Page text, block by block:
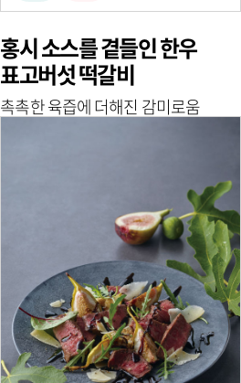
홍시 소스를 곁들인 한우
표고버섯 떡갈비
촉촉한 육즙에 더해진 감미로움